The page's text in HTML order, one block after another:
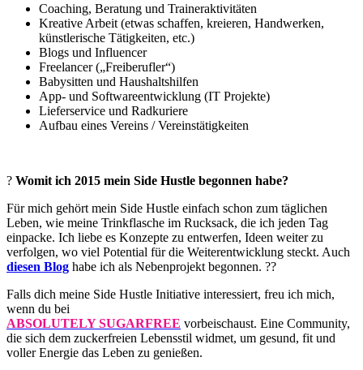
Coaching, Beratung und Traineraktivitäten
Kreative Arbeit (etwas schaffen, kreieren, Handwerken,
künstlerische Tätigkeiten, etc.)
Blogs und Influencer
Freelancer („Freiberufler“)
Babysitten und Haushaltshilfen
App- und Softwareentwicklung (IT Projekte)
Lieferservice und Radkuriere
Aufbau eines Vereins / Vereinstätigkeiten
? Womit ich 2015 mein Side Hustle begonnen habe?
Für mich gehört mein Side Hustle einfach schon zum täglichen
Leben, wie meine Trinkflasche im Rucksack, die ich jeden Tag
einpacke. Ich liebe es Konzepte zu entwerfen, Ideen weiter zu
verfolgen, wo viel Potential für die Weiterentwicklung steckt. Auch
diesen Blog habe ich als Nebenprojekt begonnen. ?‍?
Falls dich meine Side Hustle Initiative interessiert, freu ich mich,
wenn du bei
ABSOLUTELY SUGARFREE vorbeischaust. Eine Community,
die sich dem zuckerfreien Lebensstil widmet, um gesund, fit und
voller Energie das Leben zu genießen.